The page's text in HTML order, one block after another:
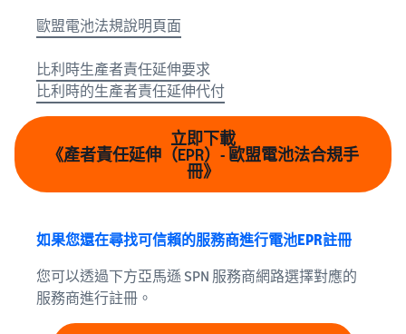
歐盟電池法規說明頁面
比利時生產者責任延伸要求
比利時的生產者責任延伸代付
立即下載
《產者責任延伸（EPR）- 歐盟電池法合規手
冊》
如果您還在尋找可信賴的服務商進行電池EPR註冊
您可以透過下方亞馬遜 SPN 服務商網路選擇對應的
服務商進行註冊。